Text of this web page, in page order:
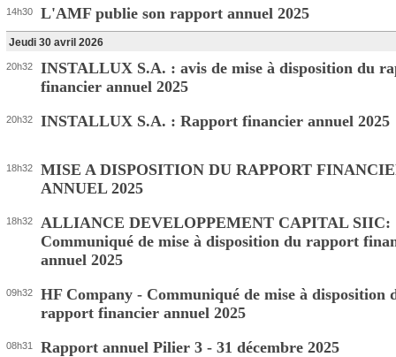
14h30 L'AMF publie son rapport annuel 2025
Jeudi 30 avril 2026
20h32
INSTALLUX S.A. : avis de mise à disposition du
financier annuel 2025
20h32 INSTALLUX S.A. : Rapport financier annuel 2025
18h32
MISE A DISPOSITION DU RAPPORT
ANNUEL 2025
18h32
ALLIANCE DEVELOPPEMENT CAPITAL SIIC:
Communiqué de mise à disposition du rapport
annuel 2025
09h32
HF Company - Communiqué de mise à disposition
rapport financier annuel 2025
08h31 Rapport annuel Pilier 3 - 31 décembre 2025